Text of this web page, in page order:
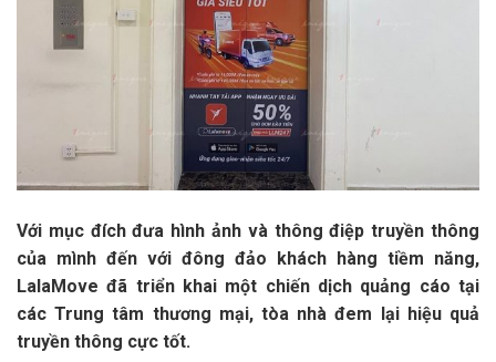
Với mục đích đưa hình ảnh và thông điệp truyền thông
của mình đến với đông đảo khách hàng tiềm năng,
LalaMove đã triển khai một chiến dịch quảng cáo tại
các Trung tâm thương mại, tòa nhà đem lại hiệu quả
truyền thông cực tốt.